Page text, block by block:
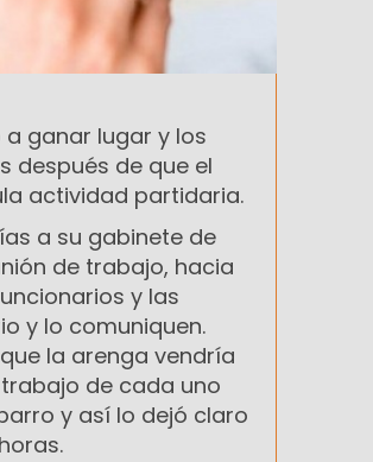
ganar lugar y los
después de que el
actividad partidaria.
a su gabinete de
de trabajo, hacia
y las
y lo comuniquen.
la arenga vendría
de cada uno
y así lo dejó claro